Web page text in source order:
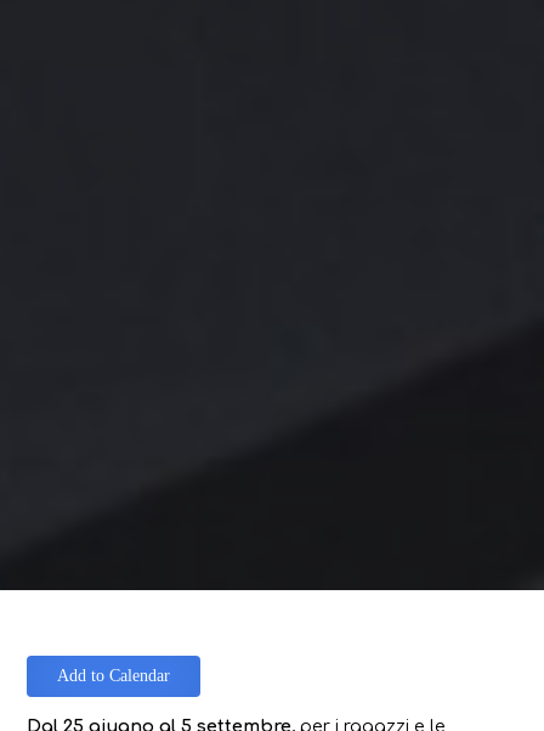
Add to Calendar
Dal 25 giugno al 5 settembre, per i ragazzi e le